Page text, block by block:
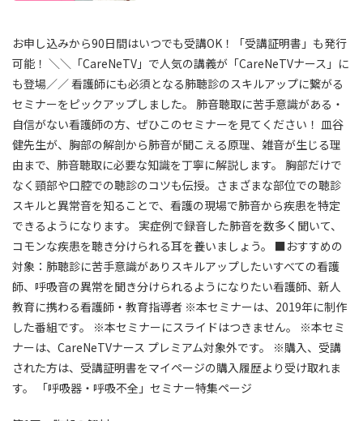
お申し込みから90日間はいつでも受講OK！「受講証明書」も発行
可能！ ＼＼「CareNeTV」で人気の講義が「CareNeTVナース」に
も登場／／ 看護師にも必須となる肺聴診のスキルアップに繋がる
セミナーをピックアップしました。 肺音聴取に苦手意識がある・
自信がない看護師の方、ぜひこのセミナーを見てください！ 皿谷
健先生が、胸部の解剖から肺音が聞こえる原理、雑音が生じる理
由まで、肺音聴取に必要な知識を丁寧に解説します。 胸部だけで
なく頸部や口腔での聴診のコツも伝授。さまざまな部位での聴診
スキルと異常音を知ることで、看護の現場で肺音から疾患を特定
できるようになります。 実症例で録音した肺音を数多く聞いて、
コモンな疾患を聴き分けられる耳を養いましょう。 ■おすすめの
対象：肺聴診に苦手意識がありスキルアップしたいすべての看護
師、呼吸音の異常を聞き分けられるようになりたい看護師、新人
教育に携わる看護師・教育指導者 ※本セミナーは、2019年に制作
した番組です。 ※本セミナーにスライドはつきません。 ※本セミ
ナーは、CareNeTVナース プレミアム対象外です。 ※購入、受講
された方は、受講証明書をマイページの購入履歴より受け取れま
す。 「呼吸器・呼吸不全」セミナー特集ページ